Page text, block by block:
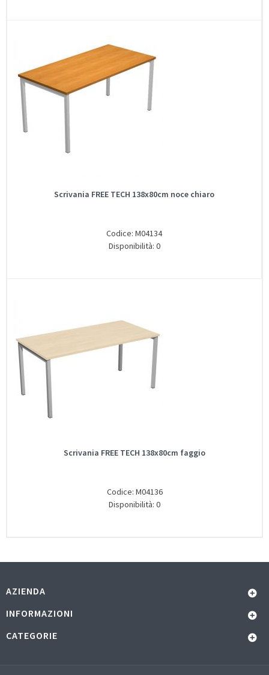
Scrivania FREE TECH 138x80cm noce chiaro
Codice: M04134
Disponibilità: 0
Scrivania FREE TECH 138x80cm faggio
Codice: M04136
Disponibilità: 0
AZIENDA
INFORMAZIONI
CATEGORIE